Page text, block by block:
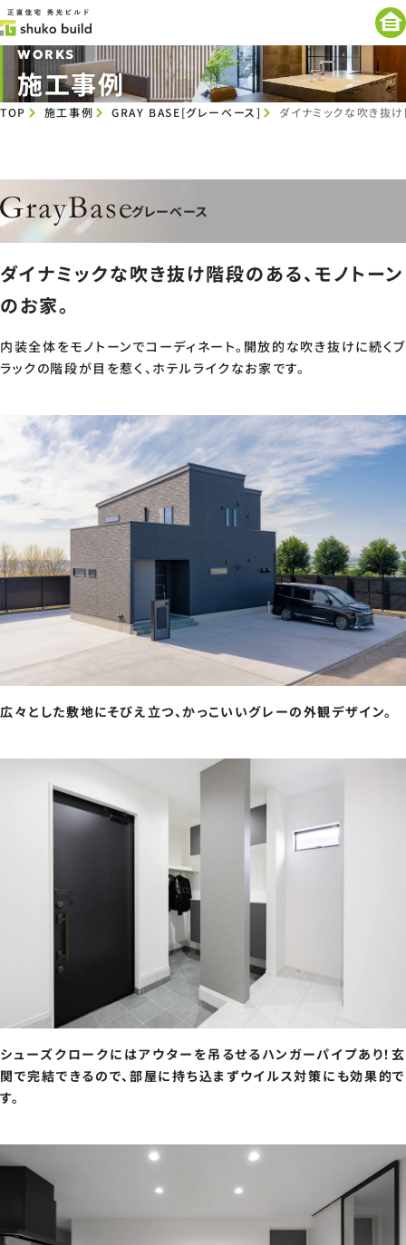
WORKS
施工事例
TOP 施工事例 GRAY BASE[グレーベース] ダイナミックな吹き抜
グレーベース
ダイナミックな吹き抜け階段のある、モノトーン
のお家。
内装全体をモノトーンでコーディネート。開放的な吹き抜けに続くブ
ラックの階段が目を惹く、ホテルライクなお家です。
広々とした敷地にそびえ立つ、かっこいいグレーの外観デザイン。
シューズクロークにはアウターを吊るせるハンガーパイプあり！玄
関で完結できるので、部屋に持ち込まずウイルス対策にも効果的で
す。